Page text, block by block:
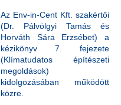
Az Env-in-Cent Kft. szakértői
(Dr. Pálvölgyi Tamás és
Horváth Sára Erzsébet) a
kézikönyv 7. fejezete
(Klímatudatos építészeti
megoldások)
kidolgozásában működött
közre.